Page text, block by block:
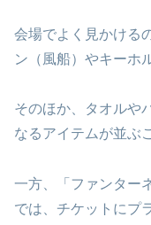
会場でよく見かける
ン（風船）やキーホ
そのほか、タオルや
なるアイテムが並ぶ
一方、「ファンター
では、チケットにプ